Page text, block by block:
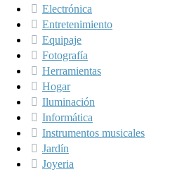
Electrónica
Entretenimiento
Equipaje
Fotografía
Herramientas
Hogar
Iluminación
Informática
Instrumentos musicales
Jardín
Joyeria